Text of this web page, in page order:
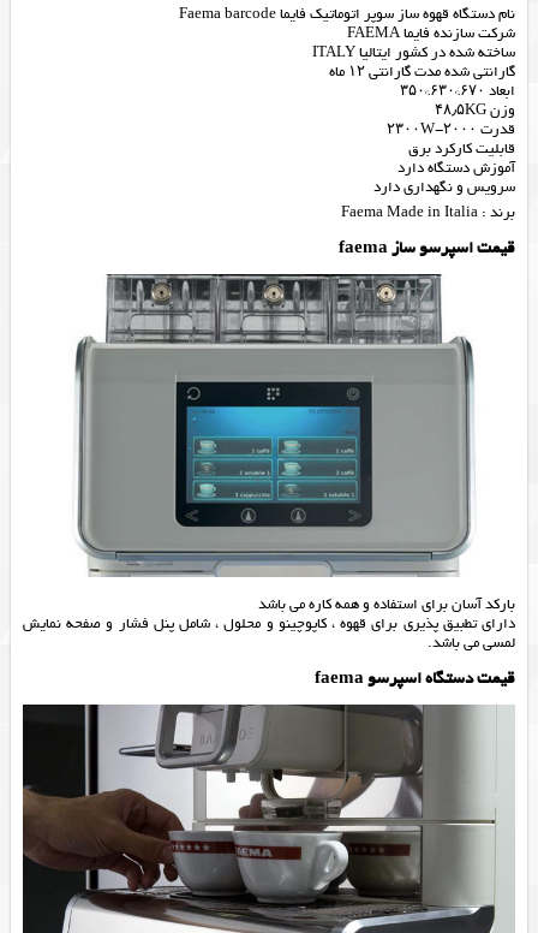
نام دستگاه قهوه ساز سوپر اتوماتیک فایما Faema barcode
شرکت سازنده فایما FAEMA
ساخته شده در کشور ایتالیا ITALY
گارانتی شده مدت گارانتی ۱۲ ماه
ابعاد ۶۷۰*۶۳۰*۳۵۰
وزن ۴۸٫۵KG
قدرت ۲۰۰۰-۲۳۰۰W
قابلیت کارکرد برق
آموزش دستگاه دارد
سرویس و نگهداری دارد
برند : Faema Made in Italia
قیمت اسپرسو ساز faema
بارکد آسان برای استفاده و همه کاره می باشد
دارای تطبیق پذیری برای قهوه ، کاپوچینو و محلول ، شامل پنل فشار و صفحه نمایش
لمسی می باشد.
قیمت دستگاه اسپرسو faema